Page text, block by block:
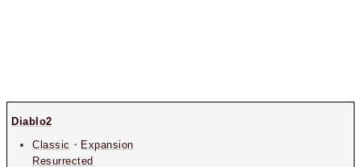
Diablo2
Classic ・ Expansion
Resurrected